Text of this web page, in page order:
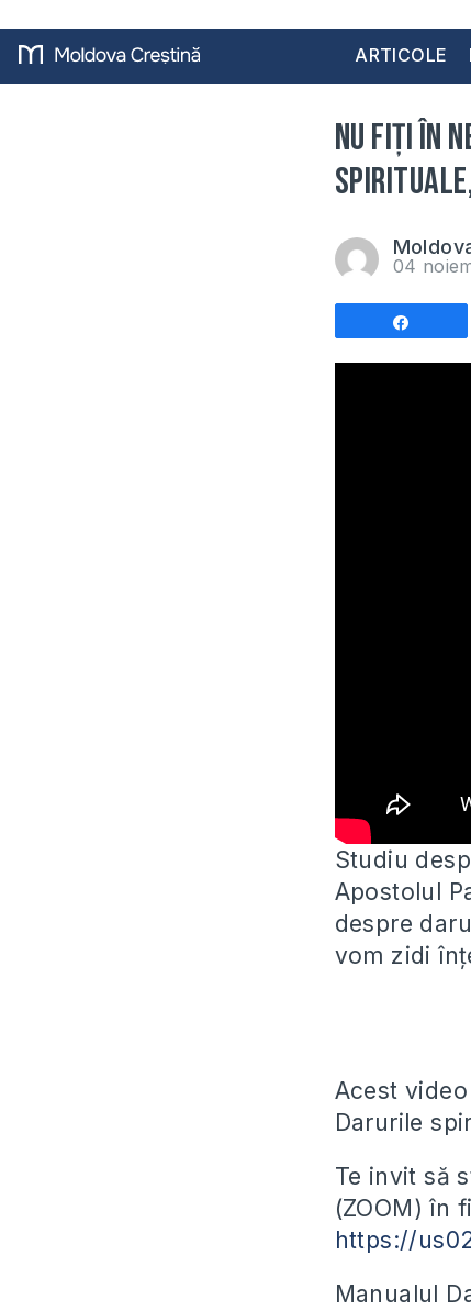
ARTICOLE
Nu fiți în
04
Studiu
Apostolul
despre
vom zidi
Acest
Darurile
Te invit să
(ZOOM) în
https://
Manualul